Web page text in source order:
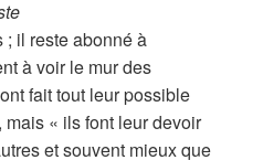
; il reste abonné à
à voir le mur des
fait tout leur possible
« ils font leur devoir
et souvent mieux que